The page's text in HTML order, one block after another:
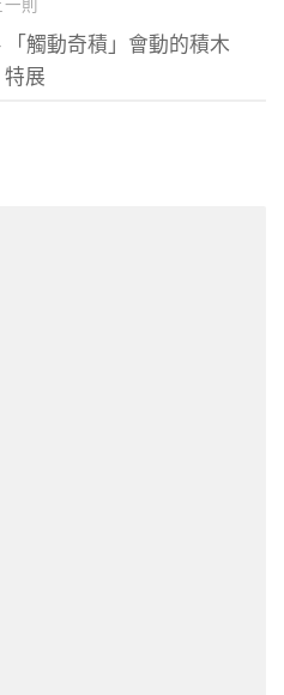
一則
觸動奇積」會動的積木
特展